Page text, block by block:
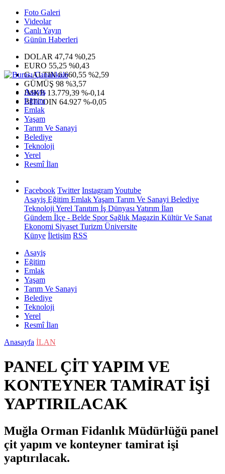
Foto Galeri
Videolar
Canlı Yayın
Günün Haberleri
DOLAR 47,74 %0,25
EURO 55,25 %0,43
G.ALTIN6.660,55 %2,59
GÜMÜŞ 98 %3,57
IMKB 13.779,39 %-0,14
BITCOIN 64.927 %-0,05
Asayiş
Eğitim
Emlak
Yaşam
Tarım Ve Sanayi
Belediye
Teknoloji
Yerel
Resmî İlan
Facebook Twitter InstagramYoutube
Asayiş Eğitim EmlakYaşam Tarım Ve Sanayi Belediye
Teknoloji Yerel Tanıtım İş Dünyası Yatırım İlan
Gündem İlçe - Belde SporSağlık Magazin Kültür Ve Sanat
Ekonomi Siyaset Turizm Üniversite
Künye İletişim RSS
Asayiş
Eğitim
Emlak
Yaşam
Tarım Ve Sanayi
Belediye
Teknoloji
Yerel
Resmî İlan
Anasayfa İLAN
PANEL ÇİT YAPIM VE
KONTEYNER TAMİRAT İŞİ
YAPTIRILACAK
Muğla Orman Fidanlık Müdürlüğü panel
çit yapım ve konteyner tamirat işi
yaptırılacak.